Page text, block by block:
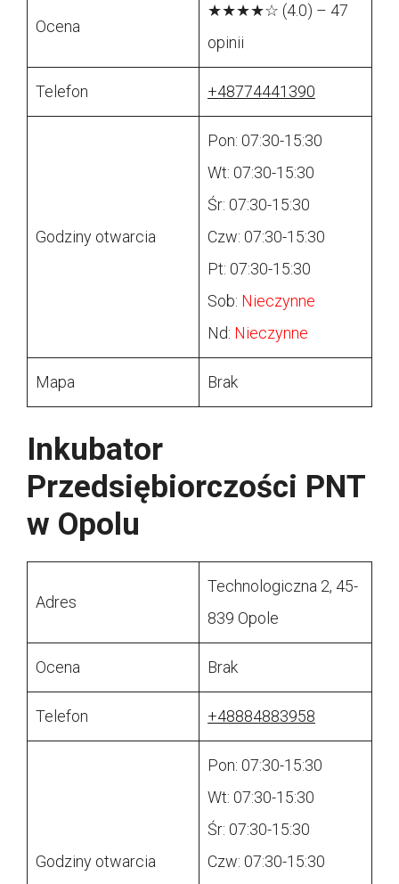
Ocena
★★★★☆ (4.0) – 47
opinii
Telefon +48774441390
Godziny otwarcia
Pon: 07:30-15:30
Wt: 07:30-15:30
Śr: 07:30-15:30
Czw: 07:30-15:30
Pt: 07:30-15:30
Sob: Nieczynne
Nd: Nieczynne
Mapa Brak
Inkubator
Przedsiębiorczości PNT
w Opolu
Adres
Technologiczna 2, 45-
839 Opole
Ocena Brak
Telefon +48884883958
Godziny otwarcia
Pon: 07:30-15:30
Wt: 07:30-15:30
Śr: 07:30-15:30
Czw: 07:30-15:30